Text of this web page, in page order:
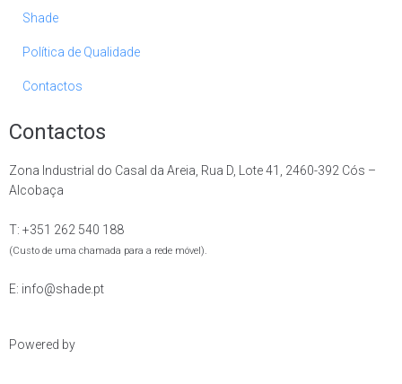
Shade
Política de Qualidade
Contactos
Contactos
Zona Industrial do Casal da Areia, Rua D, Lote 41, 2460-392 Cós –
Alcobaça
T: +351 262 540 188
(Custo de uma chamada para a rede móvel).
E: info@shade.pt
Powered by